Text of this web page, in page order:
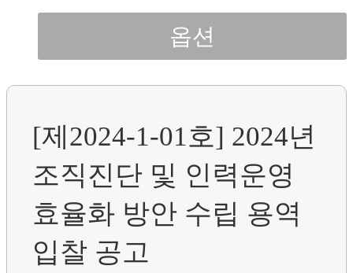
옵션
[제2024-1-01호] 2024년
조직진단 및 인력운영
효율화 방안 수립 용역
입찰 공고